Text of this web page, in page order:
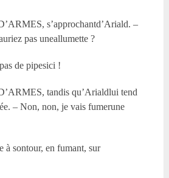
s’approchantd’Ariald. –
pas uneallumette ?
de pipesici !
tandis qu’Arialdlui tend
– Non, non, je vais fumerune
à sontour, en fumant, sur